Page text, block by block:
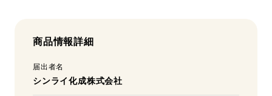
商品情報詳細
届出者名
シンライ化成株式会社